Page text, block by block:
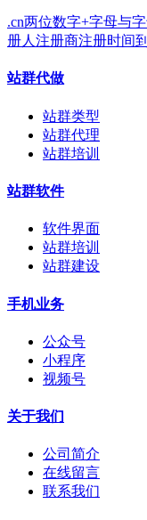
.cn两位数字+字母与
册人注册商注册时间
站群代做
站群类型
站群代理
站群培训
站群软件
软件界面
站群培训
站群建设
手机业务
公众号
小程序
视频号
关于我们
公司简介
在线留言
联系我们